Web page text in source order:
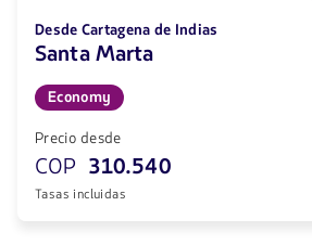
Desde Cartagena de Indias
Santa Marta
Economy
Precio desde
COP 310.540
Tasas incluidas